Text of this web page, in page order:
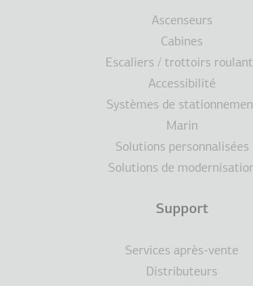
Ascenseurs
Cabines
Escaliers / trottoirs
Accessibilité
Systèmes de
Marin
Solutions personnalisées
Solutions de
Support
Services après-vente
Distributeurs